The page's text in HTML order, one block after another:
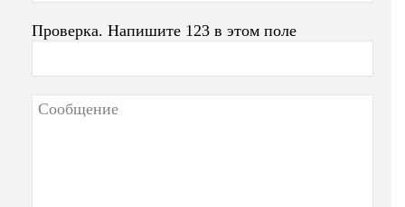
Проверка. Напишите 123 в этом поле